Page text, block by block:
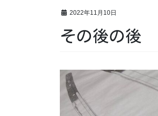
2022年11月10日
その後の後